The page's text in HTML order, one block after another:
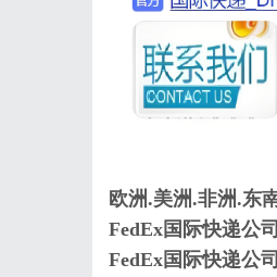
欧洲.美洲.非洲.东
FedEx国际快递公
FedEx国际快递公